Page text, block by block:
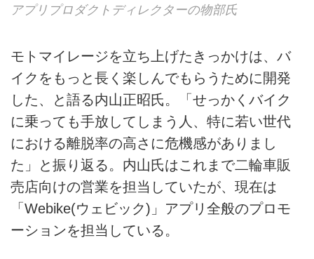
アプリプロダクトディレクターの物部氏
モトマイレージを立ち上げたきっかけは、バ
イクをもっと長く楽しんでもらうために開発
した、と語る内山正昭氏。「せっかくバイク
に乗っても手放してしまう人、特に若い世代
における離脱率の高さに危機感がありまし
た」と振り返る。内山氏はこれまで二輪車販
売店向けの営業を担当していたが、現在は
「Webike(ウェビック)」アプリ全般のプロモ
ーションを担当している。